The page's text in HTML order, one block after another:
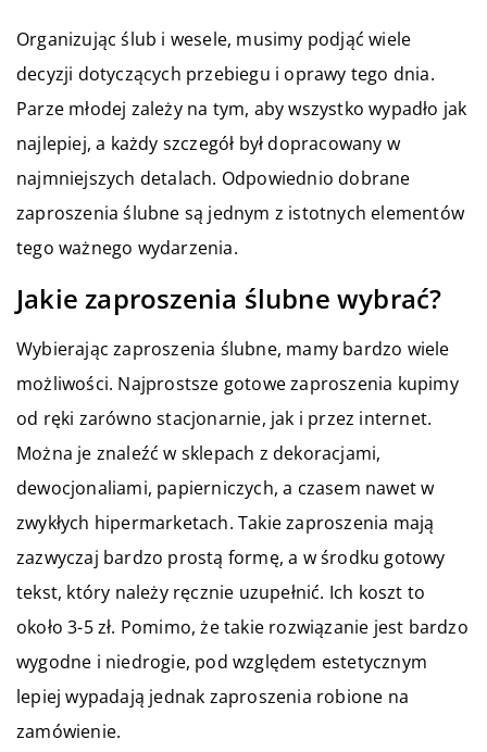
Organizując ślub i wesele, musimy podjąć wiele
decyzji dotyczących przebiegu i oprawy tego dnia.
Parze młodej zależy na tym, aby wszystko wypadło jak
najlepiej, a każdy szczegół był dopracowany w
najmniejszych detalach. Odpowiednio dobrane
zaproszenia ślubne są jednym z istotnych elementów
tego ważnego wydarzenia.
Jakie zaproszenia ślubne wybrać?
Wybierając zaproszenia ślubne, mamy bardzo wiele
możliwości. Najprostsze gotowe zaproszenia kupimy
od ręki zarówno stacjonarnie, jak i przez internet.
Można je znaleźć w sklepach z dekoracjami,
dewocjonaliami, papierniczych, a czasem nawet w
zwykłych hipermarketach. Takie zaproszenia mają
zazwyczaj bardzo prostą formę, a w środku gotowy
tekst, który należy ręcznie uzupełnić. Ich koszt to
około 3-5 zł. Pomimo, że takie rozwiązanie jest bardzo
wygodne i niedrogie, pod względem estetycznym
lepiej wypadają jednak zaproszenia robione na
zamówienie.